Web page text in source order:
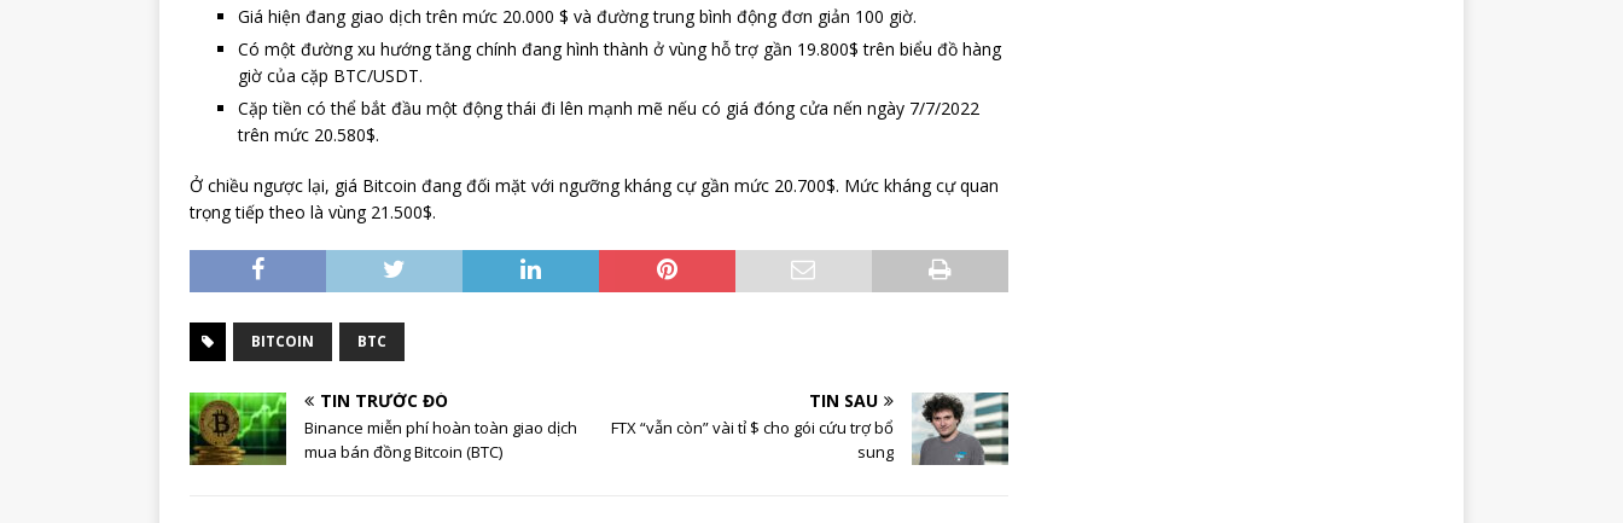
Giá hiện đang giao dịch trên mức 20.000 $ và đường trung bình động đơn giản 100 giờ.
Có một đường xu hướng tăng chính đang hình thành ở vùng hỗ trợ gần 19.800$ trên biểu đồ hàng
giờ của cặp BTC/USDT.
Cặp tiền có thể bắt đầu một động thái đi lên mạnh mẽ nếu có giá đóng cửa nến ngày 7/7/2022
trên mức 20.580$.
Ở chiều ngược lại, giá Bitcoin đang đối mặt với ngưỡng kháng cự gần mức 20.700$. Mức kháng cự quan
trọng tiếp theo là vùng 21.500$.
BITCOIN BTC
TIN TRƯỚC ĐÓ
Binance miễn phí hoàn toàn giao dịch
mua bán đồng Bitcoin (BTC)
TIN SAU
FTX “vẫn còn” vài tỉ $ cho gói cứu trợ bổ
sung